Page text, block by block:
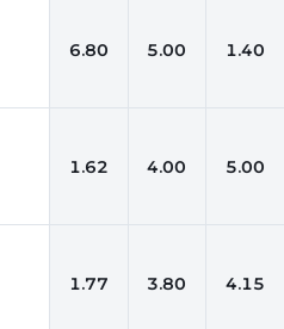
6.80 5.00 1.40
1.62 4.00 5.00
1.77 3.80 4.15